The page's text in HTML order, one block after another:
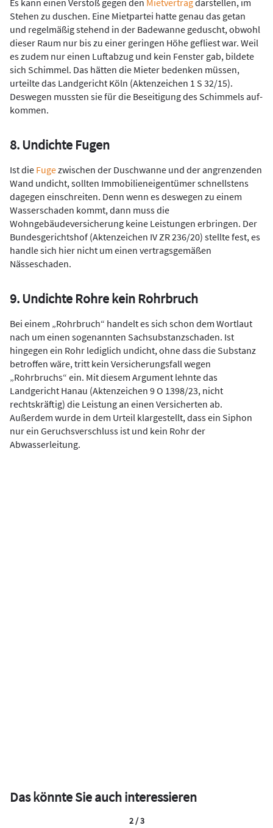
Stehen zu duschen. Eine Mietpartei hatte genau das getan
und regelmäßig stehend in der Badewanne geduscht, obwohl
dieser Raum nur bis zu einer geringen Höhe gefliest war. Weil
es zudem nur einen Luftabzug und kein Fenster gab, bildete
sich Schimmel. Das hätten die Mieter bedenken müssen,
urteilte das Landgericht Köln (Aktenzeichen 1 S 32/15).
Deswegen mussten sie für die Beseitigung des Schimmels auf­
kommen.
8. Undichte Fugen
Ist die Fugezwischen der Duschwanne und der angrenzenden
Wand undicht, sollten Immobilieneigentümer schnellstens
dagegen ein­schreiten. Denn wenn es deswegen zu einem
Wasserschaden kommt, dann muss die
Wohngebäudeversicherung keine Leistungen erbrin­gen. Der
Bundesgerichtshof (Aktenzeichen IV ZR 236/20) stellte fest, es
handle sich hier nicht um einen vertragsgemäßen
Nässeschaden.
9. Undichte Rohre kein Rohrbruch
Bei einem „Rohrbruch“ handelt es sich schon dem Wortlaut
nach um einen sogenannten Sachsubstanzschaden. Ist
hingegen ein Rohr ledig­lich undicht, ohne dass die Substanz
betroffen wäre, tritt kein Versiche­rungsfall wegen
„Rohrbruchs“ ein. Mit diesem Argument lehnte das
Landgericht Hanau (Aktenzeichen 9 O 1398/23, nicht
rechtskräftig) die Leistung an einen Versicherten ab.
Außerdem wurde in dem Urteil klargestellt, dass ein Siphon
nur ein Geruchsverschluss ist und kein Rohr der
Abwasserleitung.
Das könnte Sie auch interessieren
2 / 3